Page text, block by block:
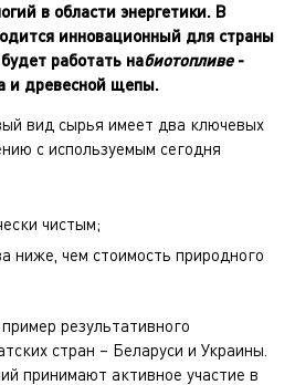
в области энергетики. В
инновационный для страны
работать набиотопливе-
и древесной щепы.
вид сырья имеет два ключевых
с используемым сегодня
чистым;
ниже, чем стоимость природного
результативного
стран – Беларуси и Украины.
принимают активное участие в